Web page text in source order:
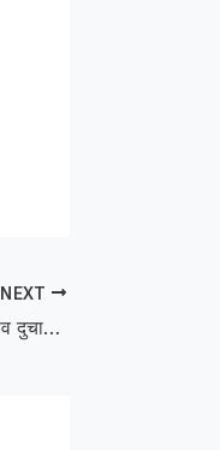
NEXT
Speeding two-wheeler :भरधाव दुचाकीची टिप्परला धडक, मोताळ्यातील युवक ठार